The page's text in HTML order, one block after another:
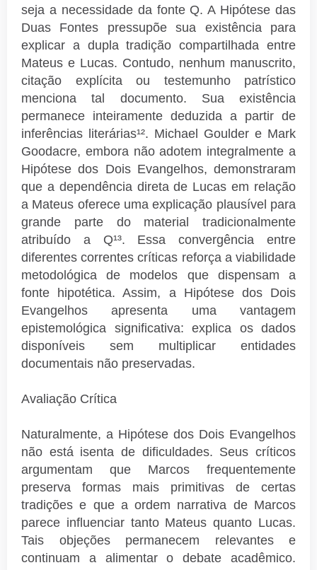
seja a necessidade da fonte Q. A Hipótese das
Duas Fontes pressupõe sua existência para
explicar a dupla tradição compartilhada entre
Mateus e Lucas. Contudo, nenhum manuscrito,
citação explícita ou testemunho patrístico
menciona tal documento. Sua existência
permanece inteiramente deduzida a partir de
inferências literárias¹². Michael Goulder e Mark
Goodacre, embora não adotem integralmente a
Hipótese dos Dois Evangelhos, demonstraram
que a dependência direta de Lucas em relação
a Mateus oferece uma explicação plausível para
grande parte do material tradicionalmente
atribuído a Q¹³. Essa convergência entre
diferentes correntes críticas reforça a viabilidade
metodológica de modelos que dispensam a
fonte hipotética. Assim, a Hipótese dos Dois
Evangelhos apresenta uma vantagem
epistemológica significativa: explica os dados
disponíveis sem multiplicar entidades
documentais não preservadas.
Avaliação Crítica
Naturalmente, a Hipótese dos Dois Evangelhos
não está isenta de dificuldades. Seus críticos
argumentam que Marcos frequentemente
preserva formas mais primitivas de certas
tradições e que a ordem narrativa de Marcos
parece influenciar tanto Mateus quanto Lucas.
Tais objeções permanecem relevantes e
continuam a alimentar o debate acadêmico.